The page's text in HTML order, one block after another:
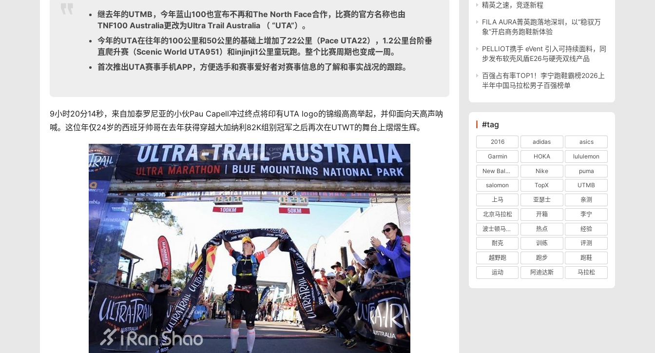
继去年的UTMB ，今年蓝山100也宣布不再和The North Face合作，比赛的官方名称也由
TNF100 Australia更改为Ultra Trail Australia （ “UTA”）。
今年的UTA在往年的100公里和50公里的基础上增加了22公里（Pace UTA22），1.2公里台阶垂
直爬升赛（Scenic World UTA951）和injinji1公里童玩跑。整个比赛周期也变成一周。
首次推出UTA赛事手机APP，方便选手和赛事爱好者对赛事信息的了解和事实战况的跟踪。
9小时20分14秒，来自加泰罗尼亚的小伙Pau Capell冲过终点将印有UTA logo的锦缎高高举起，并仰面向天高声呐
喊。这位年仅24岁的西班牙帅哥在去年获得穿越大加纳利82K组别冠军之后再次在UTWT的舞台上熠熠生辉。
精英之速，竞逐新程
FILA AURA菁英跑落地深圳，以“稳驭万
象”开启商务跑鞋新体验
PELLIOT携手 eVent 引入可持续面料，同
步发布软壳风盾E26与硬壳双线产品
百强占有率TOP1！李宁跑鞋霸榜2026上
半年中国马拉松男子百强榜单
#tag
2016 adidas
asics
Garmin
HOKA
lululemon
New Balance
Nike
puma
salomon
TopX
UTMB
上马
亚瑟士
亲测
北京马拉松
开箱
李宁
波士顿马拉松
热点
经验
耐克
训练
评测
越野跑
跑步
跑鞋
运动
阿迪达斯 马拉松